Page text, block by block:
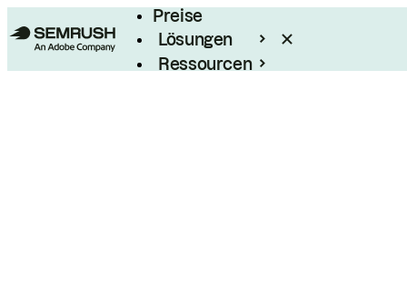
Preise
Lösungen
Ressourcen